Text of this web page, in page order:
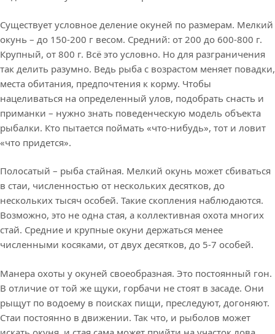
Существует условное деление окуней по размерам. Мелкий
окунь – до 150-200 г весом. Средний: от 200 до 600-800 г.
Крупный, от 800 г. Всё это условно. Но для разграничения
так делить разумно. Ведь рыба с возрастом меняет повадки,
места обитания, предпочтения к корму. Чтобы
нацеливаться на определенный улов, подобрать снасть и
приманки – нужно знать поведенческую модель объекта
рыбалки. Кто пытается поймать «что-нибудь», тот и ловит
«что придется».
Полосатый – рыба стайная. Мелкий окунь может сбиваться
в стаи, численностью от нескольких десятков, до
нескольких тысяч особей. Такие скопления наблюдаются.
Возможно, это не одна стая, а коллективная охота многих
стай. Средние и крупные окуни держаться менее
численными косяками, от двух десятков, до 5-7 особей.
Манера охоты у окуней своеобразная. Это постоянный гон.
В отличие от той же щуки, горбачи не стоят в засаде. Они
рыщут по водоему в поисках пищи, преследуют, догоняют.
Стаи постоянно в движении. Так что, и рыболов может